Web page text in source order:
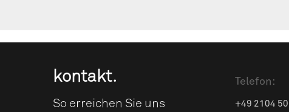
kon­takt.
So errei­chen Sie uns
Telefon:
+49 2104